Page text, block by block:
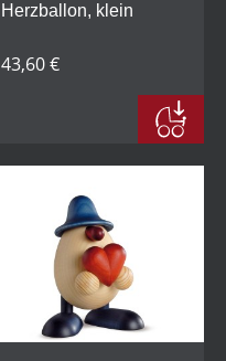
Herzballon, klein
43,60 €